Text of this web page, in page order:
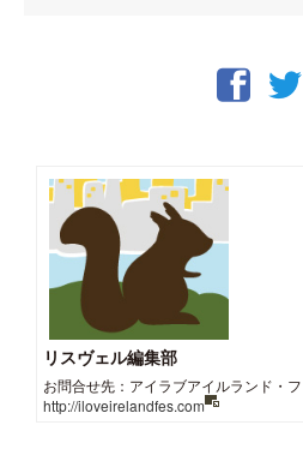
リスヴェル編集部
お問合せ先：アイラブアイルランド・
http://iloveirelandfes.com